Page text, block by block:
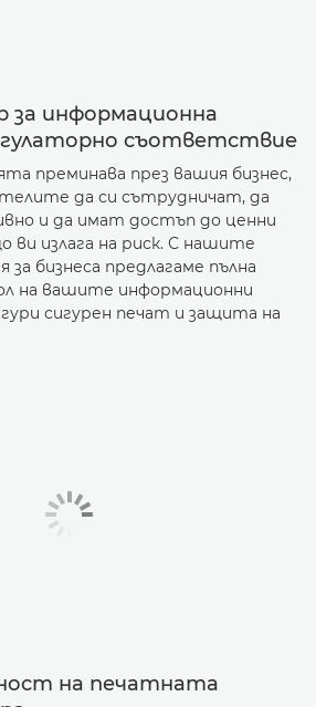
за информационна
съответствие
преминава през вашия бизнес,
да си сътрудничат, да
и да имат достъп до ценни
ви излага на риск. С нашите
бизнеса предлагаме пълна
на вашите информационни
сигурен печат и защита на
на печатната